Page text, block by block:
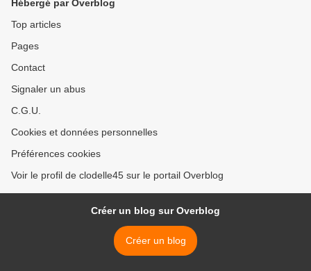
au 8 mai
Hébergé par Overblog
Top articles
Pages
Contact
Signaler un abus
C.G.U.
Cookies et données personnelles
Préférences cookies
Voir le profil de clodelle45 sur le portail Overblog
Créer un blog sur Overblog
Créer un blog